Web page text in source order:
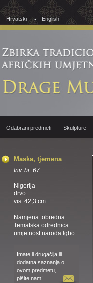
Hrvatski English
Odabrani predmeti Skulpture
Maska, tjemena
Inv. br. 67
Nigerija
drvo
vis. 42,3 cm
Namjena: obredna
Tematska odrednica:
umjetnost naroda Igbo
Imate li drugačija ili
dodatna saznanja o
ovom predmetu,
pišite nam!